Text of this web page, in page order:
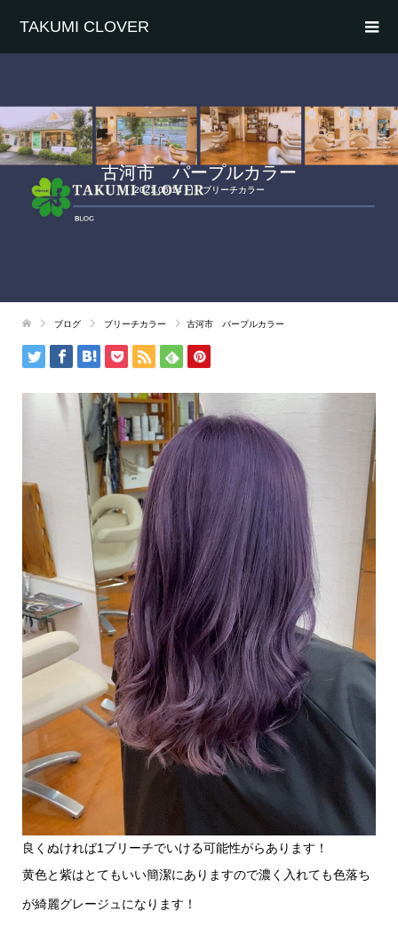
TAKUMI CLOVER
古河市 パープルカラー
2021.06.14 ブリーチカラー
ブログ ブリーチカラー 古河市 パープルカラー
良くぬければ1ブリーチでいける可能性がらあります！
黄色と紫はとてもいい簡潔にありますので濃く入れても色落ち
が綺麗グレージュになります！